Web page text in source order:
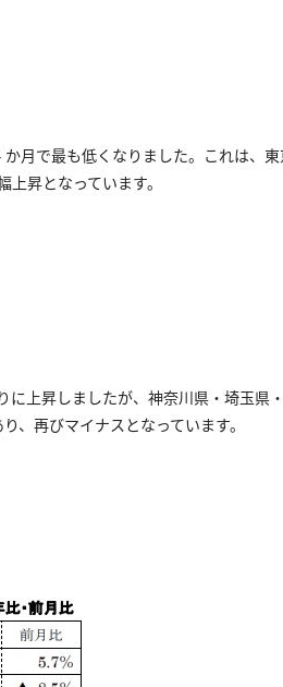
月で最も低くなりました。これは、
昇となっています。
に上昇しましたが、神奈川県・埼玉県
、再びマイナスとなっています。